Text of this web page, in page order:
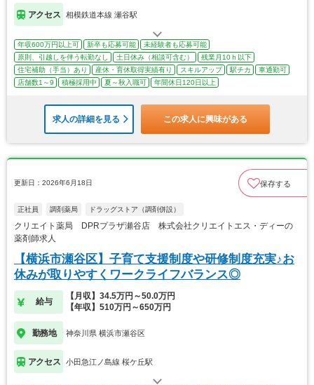
アクセス 相模鉄道本線 瀬谷駅
年収600万円以上可 新卒も応募可能
未経験者も応募可能
原則、引越しを伴う転勤なし
土日休み（相談可含む）
残業月10ｈ以下
住宅補助（手当）あり
産休・育休取得実績有り スキルアップ 駅チカ
車通勤可
店舗数1～9
積極採用中 夏～秋入職可 年間休日120日以上
求人の詳細を見る この求人に興味がある
更新日：2026年6月18日 保存する
正社員 調剤薬局 ドラッグストア（調剤併設）
クリエイト薬局 DPRプラザ瀬谷店 株式会社クリエイトエス・ディーの
薬剤師求人
【横浜市瀬谷区】子育て支援制度や研修制度充実♪お
休みが取りやすくワークライフバランス◎
給与
【月収】34.5万円～50.0万円
【年収】510万円～650万円
勤務地 神奈川県 横浜市瀬谷区
アクセス 小田急江ノ島線 桜ケ丘駅